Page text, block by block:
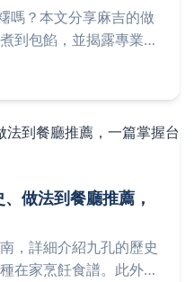
嗎？本文分享麻吉的做
到包餡，並揭露專業師
分析，讓你一次成功。
做法到餐廳推薦，
，詳細介紹九孔的歷史
在家烹飪食譜。此外，